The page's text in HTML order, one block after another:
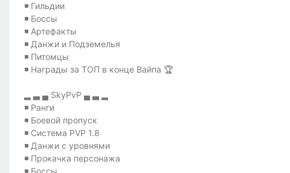
◾ Гильдии
◾ Боссы
◾ Артефакты
◾ Данжи и Подземелья
◾ Питомцы
◾ Награды за ТОП в конце Вайпа 🏆
▂ ▃ ▄ SkyPvP ▄ ▃ ▂
◾ Ранги
◾ Боевой пропуск
◾ Система PVP 1.8
◾ Данжи с уровнями
◾ Прокачка персонажа
◾ Боссы